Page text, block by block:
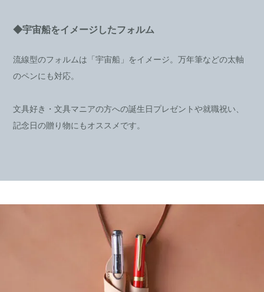
◆宇宙船をイメージしたフォルム
流線型のフォルムは「宇宙船」をイメージ。万年筆などの太軸
のペンにも対応。
文具好き・文具マニアの方への誕生日プレゼントや就職祝い、
記念日の贈り物にもオススメです。